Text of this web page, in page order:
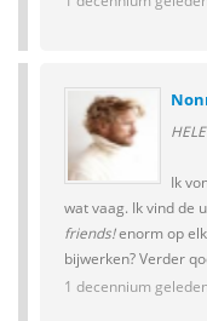
Ik
wat vaag. Ik vind de
friends!enorm op
bijwerken? Verder
1 decennium